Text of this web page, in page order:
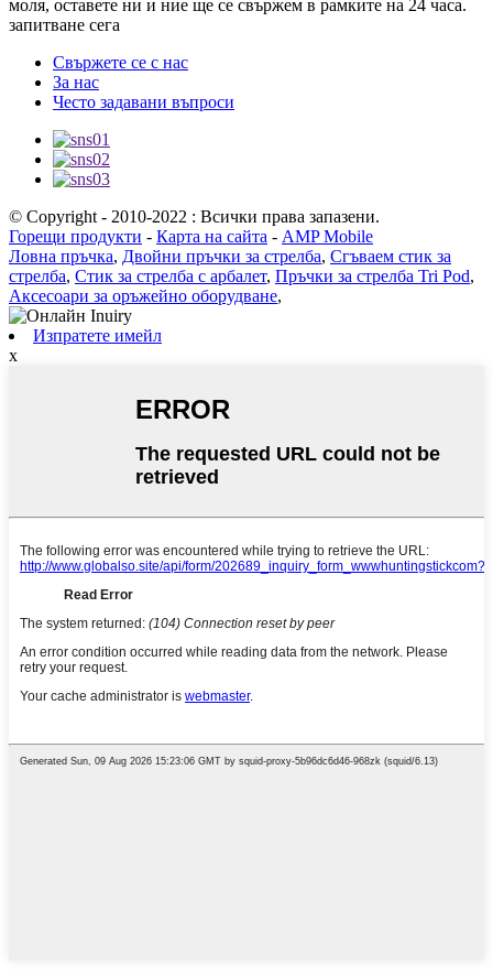
моля, оставете ни и ние ще се свържем в рамките на 24 часа.
запитване сега
Свържете се с нас
За нас
Често задавани въпроси
© Copyright - 2010-2022 : Всички права запазени.
Горещи продукти - Карта на сайта - AMP Mobile
Ловна пръчка, Двойни пръчки за стрелба, Сгъваем стик за
стрелба, Стик за стрелба с арбалет, Пръчки за стрелба Tri Pod,
Аксесоари за оръжейно оборудване,
Изпратете имейл
x